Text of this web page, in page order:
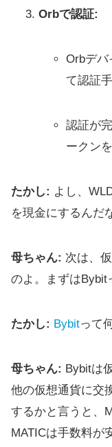
Orbで認証:
Orbデバ
て認証
認証が
ークン
たかし: よし、
を現金にするんだ
母ちゃん: 次は、
のよ。まずはBybit
たかし: Bybitって
母ちゃん: Bybitは
他の仮想通貨に交
するかと言うと、
MATICは手数料が